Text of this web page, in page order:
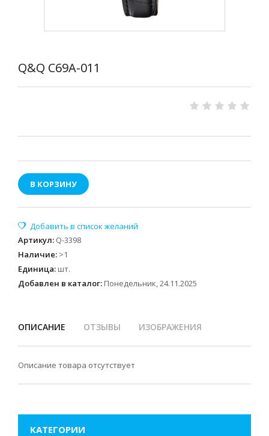
Q&Q C69A-011
В КОРЗИНУ
Артикул: Q-3398
Наличие: >1
Единица: шт.
Добавлен в каталог: Понедельник, 24.11.2025
ОПИСАНИЕ ОТЗЫВЫ ИЗОБРАЖЕНИЯ
Описание товара отсутствует
КАТЕГОРИИ